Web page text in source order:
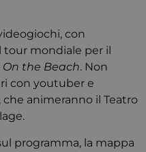
con
tour mondiale per il
the Beach. Non
con youtuber e
animeranno il Teatro
programma, la mappa